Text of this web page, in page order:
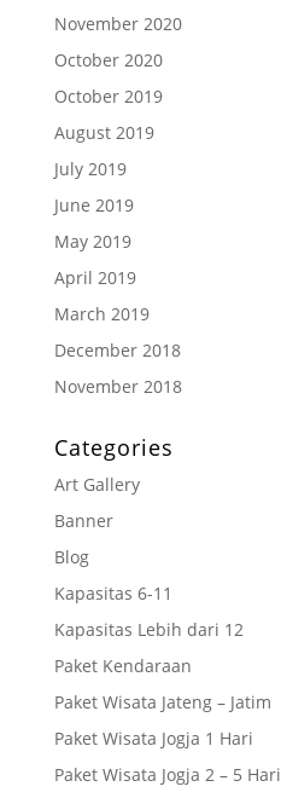
November 2020
October 2020
October 2019
August 2019
July 2019
June 2019
May 2019
April 2019
March 2019
December 2018
November 2018
Categories
Art Gallery
Banner
Blog
Kapasitas 6-11
Kapasitas Lebih dari 12
Paket Kendaraan
Paket Wisata Jateng – Jatim
Paket Wisata Jogja 1 Hari
Paket Wisata Jogja 2 – 5 Hari